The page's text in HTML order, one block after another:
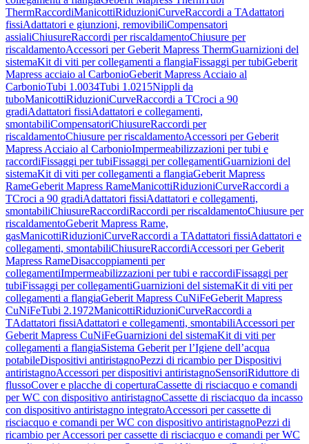
ThermRaccordiManicottiRiduzioniCurveRaccordi a TAdattatori
fissiAdattatori e giunzioni, removibiliCompensatori
assialiChiusureRaccordi per riscaldamentoChiusure per
riscaldamentoAccessori per Geberit Mapress ThermGuarnizioni del
sistemaKit di viti per collegamenti a flangiaFissaggi per tubiGeberit
Mapress acciaio al CarbonioGeberit Mapress Acciaio al
CarbonioTubi 1.0034Tubi 1.0215Nippli da
tuboManicottiRiduzioniCurveRaccordi a TCroci a 90
gradiAdattatori fissiAdattatori e collegamenti,
smontabiliCompensatoriChiusureRaccordi per
riscaldamentoChiusure per riscaldamentoAccessori per Geberit
Mapress Acciaio al CarbonioImpermeabilizzazioni per tubi e
raccordiFissaggi per tubiFissaggi per collegamentiGuarnizioni del
sistemaKit di viti per collegamenti a flangiaGeberit Mapress
RameGeberit Mapress RameManicottiRiduzioniCurveRaccordi a
TCroci a 90 gradiAdattatori fissiAdattatori e collegamenti,
smontabiliChiusureRaccordiRaccordi per riscaldamentoChiusure per
riscaldamentoGeberit Mapress Rame,
gasManicottiRiduzioniCurveRaccordi a TAdattatori fissiAdattatori e
collegamenti, smontabiliChiusureRaccordiAccessori per Geberit
Mapress RameDisaccoppiamenti per
collegamentiImpermeabilizzazioni per tubi e raccordiFissaggi per
tubiFissaggi per collegamentiGuarnizioni del sistemaKit di viti per
collegamenti a flangiaGeberit Mapress CuNiFeGeberit Mapress
CuNiFeTubi 2.1972ManicottiRiduzioniCurveRaccordi a
TAdattatori fissiAdattatori e collegamenti, smontabiliAccessori per
Geberit Mapress CuNiFeGuarnizioni del sistemaKit di viti per
collegamenti a flangiaSistema Geberit per l’Igiene dell’acqua
potabileDispositivi antiristagnoPezzi di ricambio per Dispositivi
antiristagnoAccessori per dispositivi antiristagnoSensoriRiduttore di
flussoCover e placche di coperturaCassette di risciacquo e comandi
per WC con dispositivo antiristagnoCassette di risciacquo da incasso
con dispositivo antiristagno integratoAccessori per cassette di
risciacquo e comandi per WC con dispositivo antiristagnoPezzi di
ricambio per Accessori per cassette di risciacquo e comandi per WC